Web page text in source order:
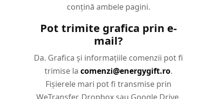
conțină ambele pagini.
Pot trimite grafica prin e-
mail?
Da. Grafica și informațiile comenzii pot fi
trimise la comenzi@energygift.ro.
Fișierele mari pot fi transmise prin